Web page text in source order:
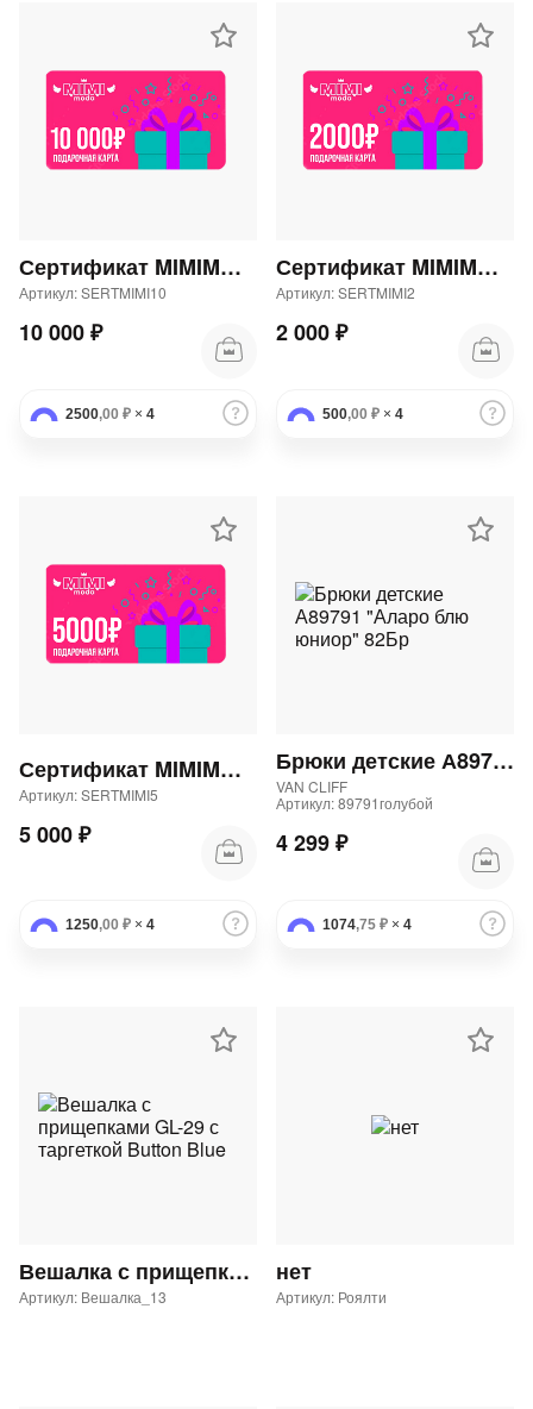
Сертификат MIMIMODA 10000 р.
Артикул: SERTMIMI10
10 000 ₽
2500,00 ₽ × 4
Сертификат MIMIMODA 2000 р.
Артикул: SERTMIMI2
2 000 ₽
500,00 ₽ × 4
Сертификат MIMIMODA 5000 р.
Артикул: SERTMIMI5
5 000 ₽
1250,00 ₽ × 4
Брюки детские А89791 "Аларо блю юниор" 82Бр
VAN CLIFF
Артикул: 89791голубой
4 299 ₽
1074,75 ₽ × 4
Вешалка с прищепками GL-29 с таргеткой Button Blue
Артикул: Вешалка_13
нет
Артикул: Роялти